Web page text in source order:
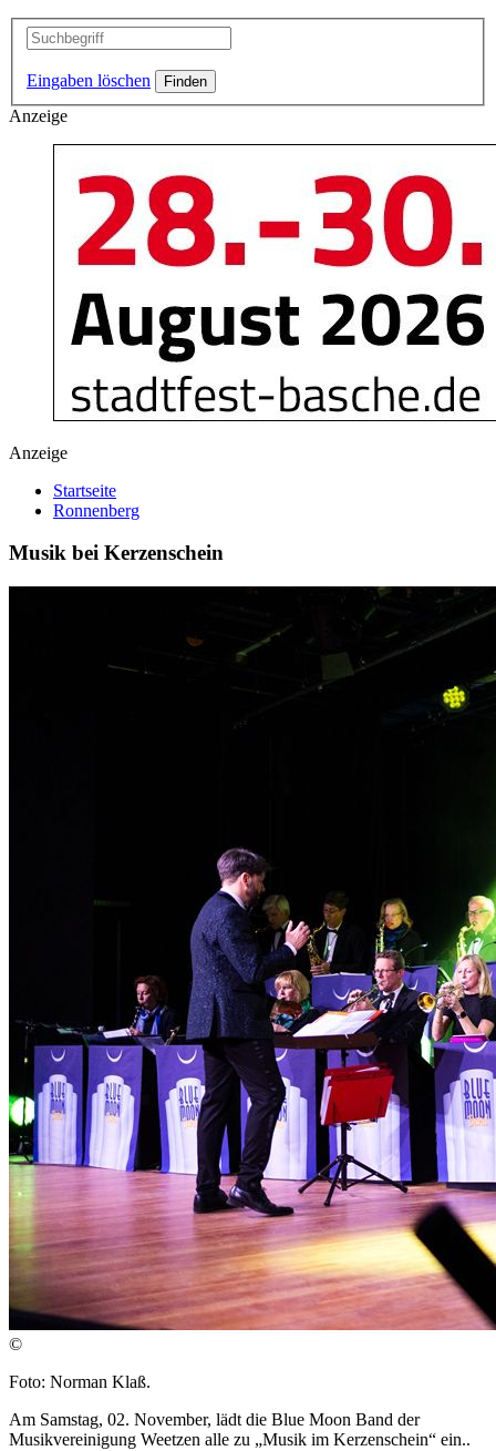
Eingaben löschen
Anzeige
Anzeige
Startseite
Ronnenberg
Musik bei Kerzenschein
©
Foto: Norman Klaß.
Am Samstag, 02. November, lädt die Blue Moon Band der
Musikvereinigung Weetzen alle zu „Musik im Kerzenschein“ ein..